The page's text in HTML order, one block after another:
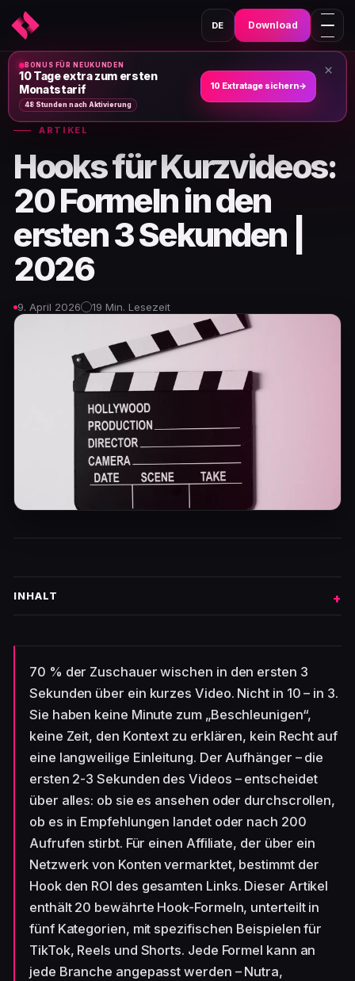
DE Download
Heim›Nachrichten und Artikel›
ARTIKEL
Hooks für Kurzvideos:
20 Formeln in den
ersten 3 Sekunden |
2026
9. April 2026 19 Min. Lesezeit
INHALT
70 % der Zuschauer wischen in den ersten 3
Sekunden über ein kurzes Video. Nicht in 10 – in 3.
Sie haben keine Minute zum „Beschleunigen“,
keine Zeit, den Kontext zu erklären, kein Recht auf
eine langweilige Einleitung. Der Aufhänger – die
ersten 2-3 Sekunden des Videos – entscheidet
über alles: ob sie es ansehen oder durchscrollen,
ob es in Empfehlungen landet oder nach 200
Aufrufen stirbt. Für einen Affiliate, der über ein
Netzwerk von Konten vermarktet, bestimmt der
Hook den ROI des gesamten Links. Dieser Artikel
enthält 20 bewährte Hook-Formeln, unterteilt in
fünf Kategorien, mit spezifischen Beispielen für
TikTok, Reels und Shorts. Jede Formel kann an
jede Branche angepasst werden – Nutra,
BONUS FÜR NEUKUNDEN
10 Tage extra zum ersten
Monatstarif
48 Stunden nach Aktivierung
10 Extratage sichern→
×